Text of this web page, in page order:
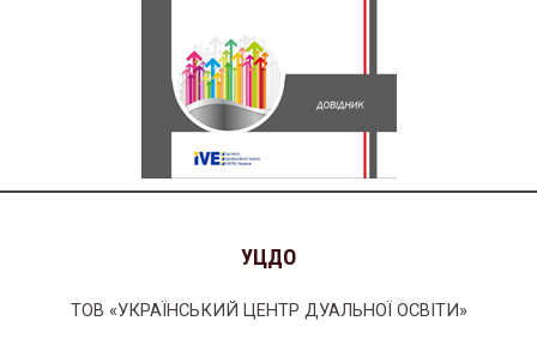
УЦДО
ТОВ «УКРАЇНСЬКИЙ ЦЕНТР ДУАЛЬНОЇ ОСВІТИ»